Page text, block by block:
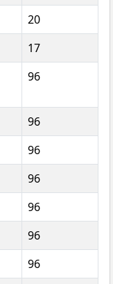
20
17
96
96
96
96
96
96
96